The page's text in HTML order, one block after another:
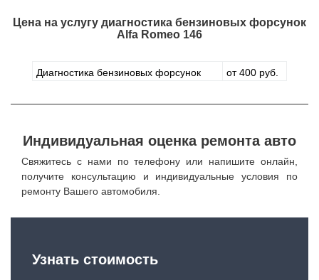
Цена на услугу диагностика бензиновых форсунок
Alfa Romeo 146
Диагностика бензиновых форсунок от 400 руб.
Индивидуальная оценка ремонта авто
Свяжитесь с нами по телефону или напишите онлайн,
получите консультацию и индивидуальные условия по
ремонту Вашего автомобиля.
Узнать стоимость